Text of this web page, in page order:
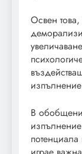
Освен това,
изпълнение
В